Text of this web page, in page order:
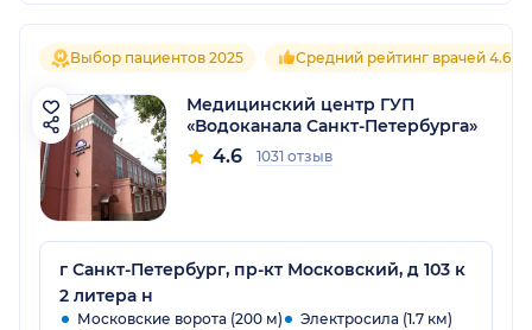
Выбор пациентов 2025 Средний рейтинг врачей 4.6
Медицинский центр ГУП
«Водоканала Санкт-Петербурга»
4.6 1031 отзыв
г Санкт-Петербург, пр-кт Московский, д 103 к
2 литера н
Московские ворота (200 м)
Электросила (1.7 км)